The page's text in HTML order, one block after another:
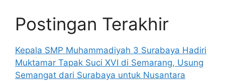
Postingan Terakhir
Kepala SMP Muhammadiyah 3 Surabaya Hadiri
Muktamar Tapak Suci XVI di Semarang, Usung
Semangat dari Surabaya untuk Nusantara